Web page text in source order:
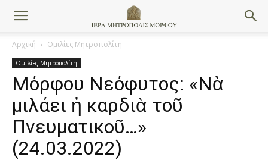
Αρχική Ομιλίες Μητροπολίτη
Ομιλίες Μητροπολίτη
Μόρφου Νεόφυτος: «Νὰ
μιλάει ἡ καρδιὰ τοῦ
Πνευματικοῦ…»
(24.03.2022)